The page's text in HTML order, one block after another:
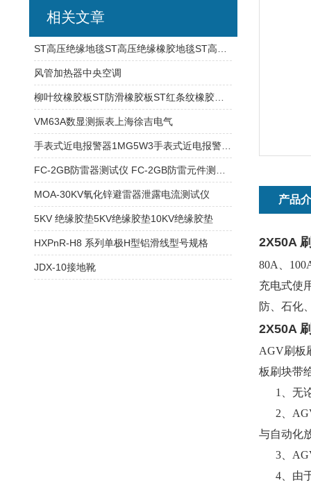
产品
2X50A
80A、
充电式使
防、石化
2X50A
AGV刷板
板刷块带
1、无论
2、AGV
与自动化
3、AGV
4、由于
相关文章
风管加热器中央空调
VM63A数显测振表上海徐吉电气
MOA-30KV氧化锌避雷器泄露电流测试仪
5KV 绝缘胶垫5KV绝缘胶垫10KV绝缘胶垫
HXPnR-H8 系列单极H型铝滑线型号规格
JDX-10接地靴